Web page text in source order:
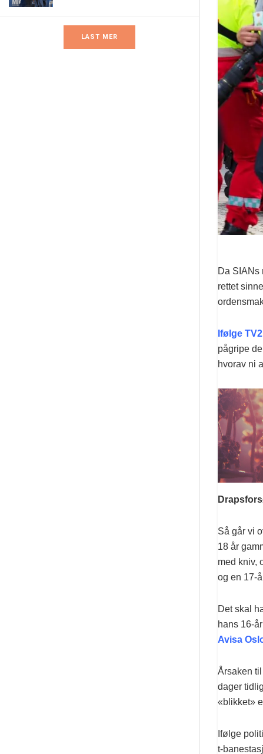
LAST MER
Da SIANs
rettet
Ifølge TV2
pågripe
hvorav ni
Så går vi
18 år
med kniv,
og en 17-
Det skal
hans 16-
Avisa
Årsaken
dager
«blikket»
Ifølge
t-